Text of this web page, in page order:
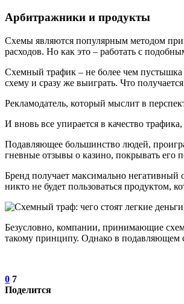
Арбитражники и продукты
Схемы являются популярным методом
расходов. Но как это – работать с
Схемный трафик – не более чем пустышка
схему и сразу же выиграть. Что
Рекламодатель, который мыслит в
И вновь все упирается в качество
Подавляющее большинство людей,
гневные отзывы о казино, покрывать его
Бренд получает максимально негативный
никто не будет пользоваться продуктом,
Безусловно, компании, принимающие
такому принципу. Однако в подавляющем
0 7
Поделится